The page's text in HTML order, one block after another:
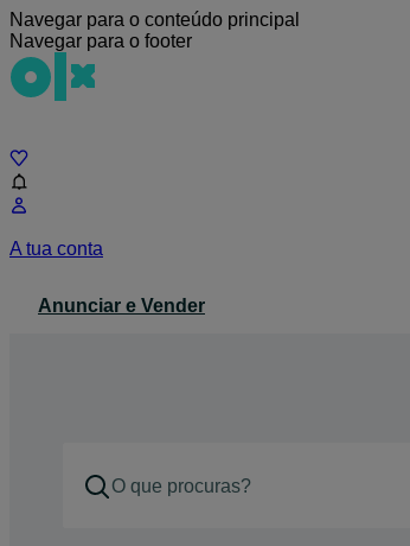
Navegar para o conteúdo principal
Navegar para o footer
A tua conta
Anunciar e Vender